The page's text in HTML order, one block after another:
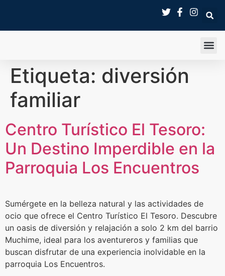
Etiqueta: diversión
familiar
Centro Turístico El Tesoro:
Un Destino Imperdible en la
Parroquia Los Encuentros
Sumérgete en la belleza natural y las actividades de
ocio que ofrece el Centro Turístico El Tesoro. Descubre
un oasis de diversión y relajación a solo 2 km del barrio
Muchime, ideal para los aventureros y familias que
buscan disfrutar de una experiencia inolvidable en la
parroquia Los Encuentros.